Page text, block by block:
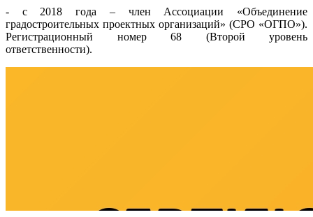
- с 2018 года – член Ассоциации «Объединение
градостроительных проектных организаций» (СРО «ОГПО»).
Регистрационный номер 68 (Второй уровень
ответственности).